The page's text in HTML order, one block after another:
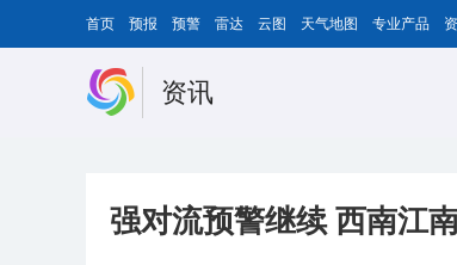
首页 预报 预警 雷达 云图 天气地图 专业产品
资讯
强对流预警继续 西南江